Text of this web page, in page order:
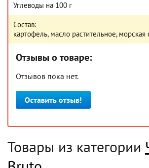
Углеводы на 100 г
Состав:
картофель, масло растительное, морская
Отзывы о товаре:
Отзывов пока нет.
Оставить отзыв!
Товары из категории